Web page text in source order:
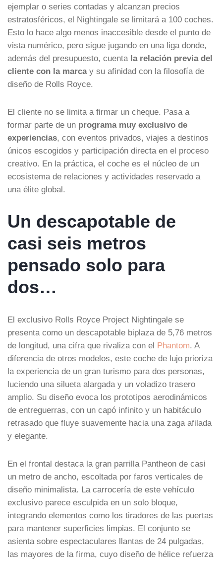
ejemplar o series contadas y alcanzan precios
estratosféricos, el Nightingale se limitará a 100 coches.
Esto lo hace algo menos inaccesible desde el punto de
vista numérico, pero sigue jugando en una liga donde,
además del presupuesto, cuenta la relación previa del
cliente con la marcay su afinidad con la filosofía de
diseño de Rolls Royce.
El cliente no se limita a firmar un cheque. Pasa a
formar parte de un programa muy exclusivo de
experiencias, con eventos privados, viajes a destinos
únicos escogidos y participación directa en el proceso
creativo. En la práctica, el coche es el núcleo de un
ecosistema de relaciones y actividades reservado a
una élite global.
Un descapotable de
casi seis metros
pensado solo para
dos…
El exclusivo Rolls Royce Project Nightingale se
presenta como un descapotable biplaza de 5,76 metros
de longitud, una cifra que rivaliza con el Phantom. A
diferencia de otros modelos, este coche de lujo prioriza
la experiencia de un gran turismo para dos personas,
luciendo una silueta alargada y un voladizo trasero
amplio. Su diseño evoca los prototipos aerodinámicos
de entreguerras, con un capó infinito y un habitáculo
retrasado que fluye suavemente hacia una zaga afilada
y elegante.
En el frontal destaca la gran parrilla Pantheon de casi
un metro de ancho, escoltada por faros verticales de
diseño minimalista. La carrocería de este vehículo
exclusivo parece esculpida en un solo bloque,
integrando elementos como los tiradores de las puertas
para mantener superficies limpias. El conjunto se
asienta sobre espectaculares llantas de 24 pulgadas,
las mayores de la firma, cuyo diseño de hélice refuerza